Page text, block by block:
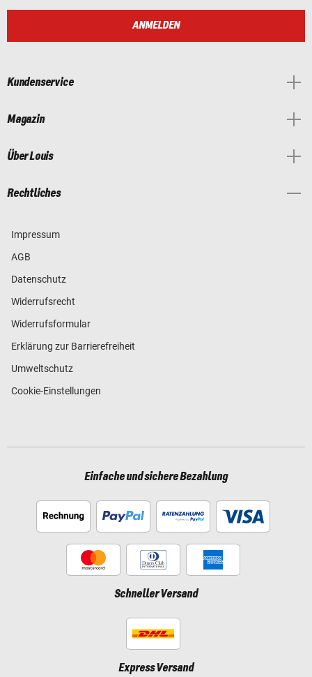
ANMELDEN
Kundenservice
Magazin
Über Louis
Rechtliches
Impressum
AGB
Datenschutz
Widerrufsrecht
Widerrufsformular
Erklärung zur Barrierefreiheit
Umweltschutz
Cookie-Einstellungen
Einfache und sichere Bezahlung
Schneller Versand
Express Versand